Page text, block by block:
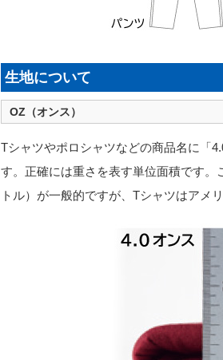
生地について
OZ（オンス）
Tシャツやポロシャツなどの商品名に「
す。正確には重さを表す単位面積です
トル）が一般的ですが、Tシャツはアメ